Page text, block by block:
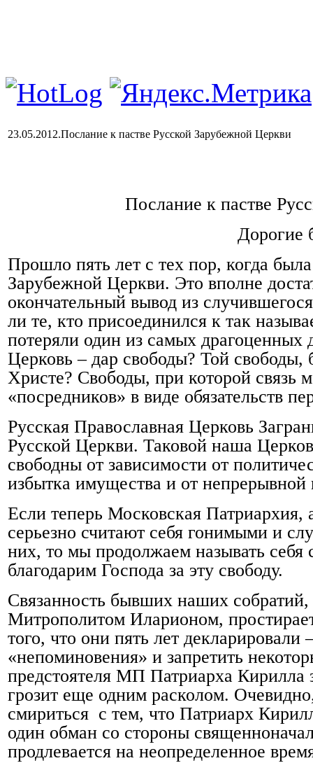
23.05.2012.Послание к пастве Русской Зарубежной Церкви
Послание к пастве
Дорогие
Прошло пять лет с тех пор, когда
Зарубежной Церкви. Это вполне
окончательный вывод из
ли те, кто присоединился к так
потеряли один из самых
Церковь – дар свободы? Той свободы,
Христе? Свободы, при которой
«посредников» в виде обязательств
Русская Православная Церковь
Русской Церкви. Таковой наша
свободны от зависимости от
избытка имущества и от непрерывной
Если теперь Московская
серьезно считают себя гонимыми и
них, то мы продолжаем называть
благодарим Господа за эту свободу.
Связанность бывших наших
Митрополитом Иларионом,
того, что они пять лет декларировали
«непоминовения» и запретить
предстоятеля МП Патриарха
грозит еще одним расколом.
смириться с тем, что Патриарх
один обман со стороны
продлевается на неопределенное